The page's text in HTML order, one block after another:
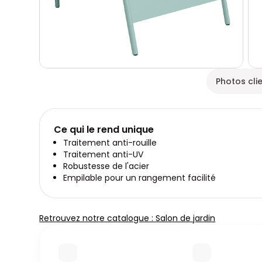
Photos
Ce qui le rend unique
Traitement anti-rouille
Traitement anti-UV
Robustesse de l'acier
Empilable pour un rangement facilité
Retrouvez notre catalogue : Salon de jardin